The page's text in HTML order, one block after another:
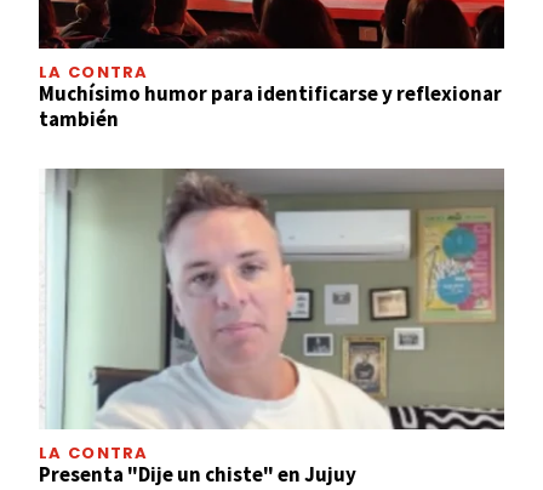
LA CONTRA
Muchísimo humor para identificarse y reflexionar
también
LA CONTRA
Presenta "Dije un chiste" en Jujuy